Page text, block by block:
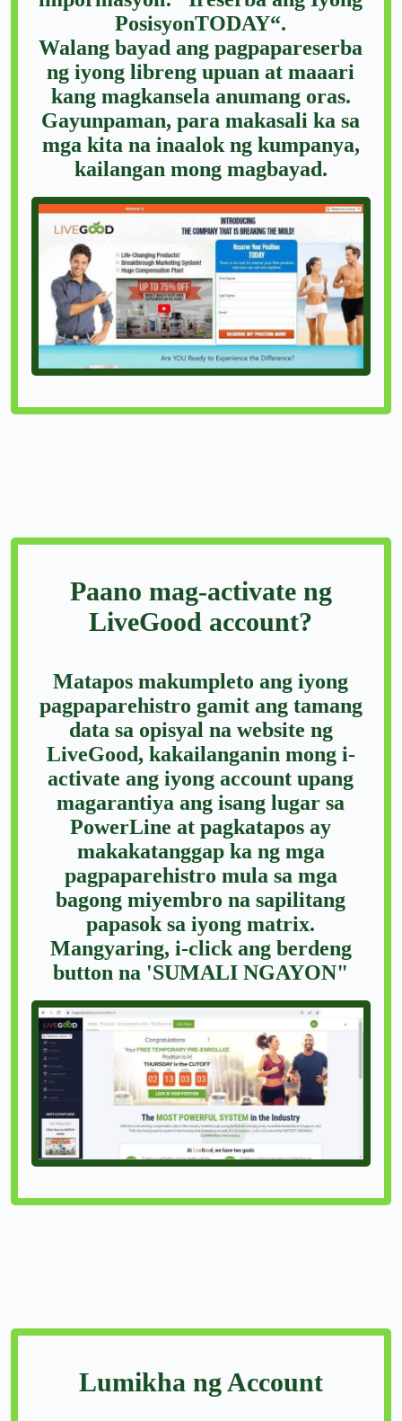
PosisyonTODAY“.
Walang bayad ang pagpapareserba
ng iyong libreng upuan at maaari
kang magkansela anumang oras.
Gayunpaman, para makasali ka sa
mga kita na inaalok ng kumpanya,
kailangan mong magbayad.
Paano mag-activate ng
LiveGood account?
Matapos makumpleto ang iyong
pagpaparehistro gamit ang tamang
data sa opisyal na website ng
LiveGood, kakailanganin mong i-
activate ang iyong account upang
magarantiya ang isang lugar sa
PowerLine at pagkatapos ay
makakatanggap ka ng mga
pagpaparehistro mula sa mga
bagong miyembro na sapilitang
papasok sa iyong matrix.
Mangyaring, i-click ang berdeng
button na 'SUMALI NGAYON"
Lumikha ng Account